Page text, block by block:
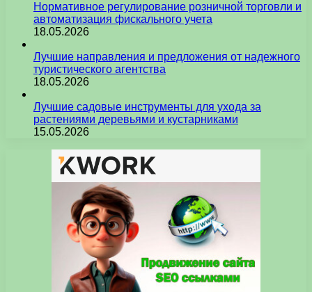
Нормативное регулирование розничной торговли и
автоматизация фискального учета
18.05.2026
Лучшие направления и предложения от надежного
туристического агентства
18.05.2026
Лучшие садовые инструменты для ухода за
растениями деревьями и кустарниками
15.05.2026